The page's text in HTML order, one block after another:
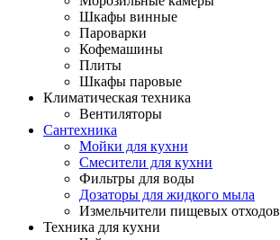
Шкафы винные
Пароварки
Кофемашины
Плиты
Шкафы паровые
Климатическая техника
Вентиляторы
Сантехника
Мойки для кухни
Смесители для кухни
Фильтры для воды
Дозаторы для жидкого мыла
Измельчители пищевых отходов
Техника для кухни